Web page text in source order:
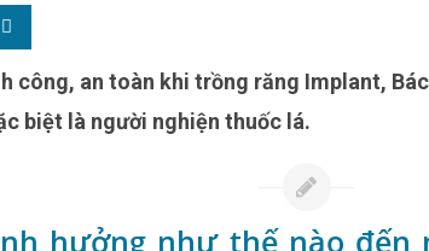
biệt là người nghiện thuốc lá.
hưởng như thế nào